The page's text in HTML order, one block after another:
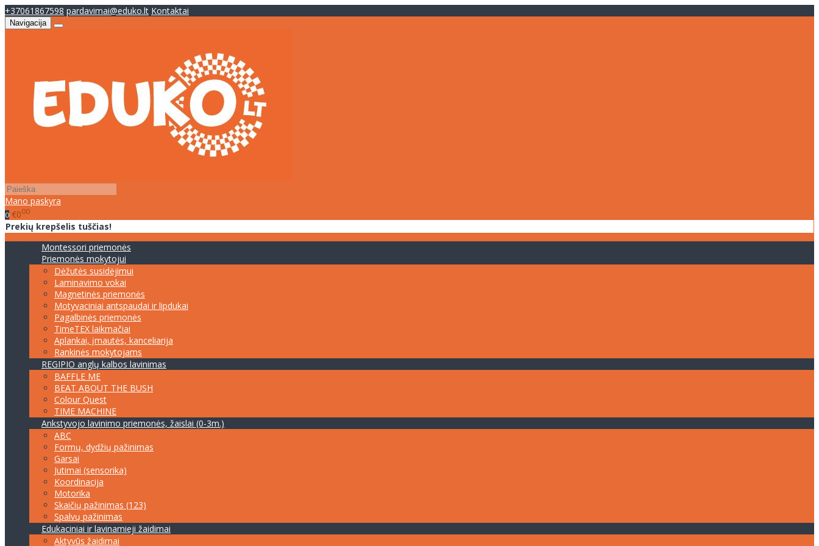
+37061867598 pardavimai@eduko.lt Kontaktai
Navigacija
Mano paskyra
0 €000
Prekių krepšelis tuščias!
Montessori priemonės
Priemonės mokytojui
Dėžutės susidėjimui
Laminavimo vokai
Magnetinės priemonės
Motyvaciniai antspaudai ir lipdukai
Pagalbinės priemonės
TimeTEX laikmačiai
Aplankai, įmautės, kanceliarija
Rankinės mokytojams
REGIPIO anglų kalbos lavinimas
BAFFLE ME
BEAT ABOUT THE BUSH
Colour Quest
TIME MACHINE
Ankstyvojo lavinimo priemonės, žaislai (0-3m.)
ABC
Formų, dydžių pažinimas
Garsai
Jutimai (sensorika)
Koordinacija
Motorika
Skaičių pažinimas (123)
Spalvų pažinimas
Edukaciniai ir lavinamieji žaidimai
Aktyvūs žaidimai